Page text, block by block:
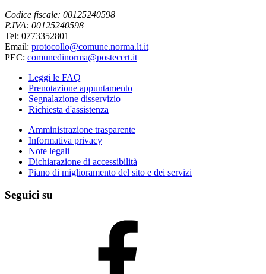
Codice fiscale: 00125240598
P.IVA: 00125240598
Tel: 0773352801
Email: protocollo@comune.norma.lt.it
PEC: comunedinorma@postecert.it
Leggi le FAQ
Prenotazione appuntamento
Segnalazione disservizio
Richiesta d'assistenza
Amministrazione trasparente
Informativa privacy
Note legali
Dichiarazione di accessibilità
Piano di miglioramento del sito e dei servizi
Seguici su